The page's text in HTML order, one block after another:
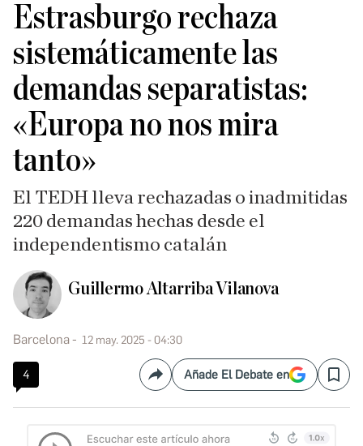
Estrasburgo rechaza
sistemáticamente las
demandas separatistas:
«Europa no nos mira
tanto»
El TEDH lleva rechazadas o inadmitidas
220 demandas hechas desde el
independentismo catalán
Guillermo Altarriba Vilanova
Barcelona 12 may. 2025 - 04:30
4 CompartirAñade El Debate en Save